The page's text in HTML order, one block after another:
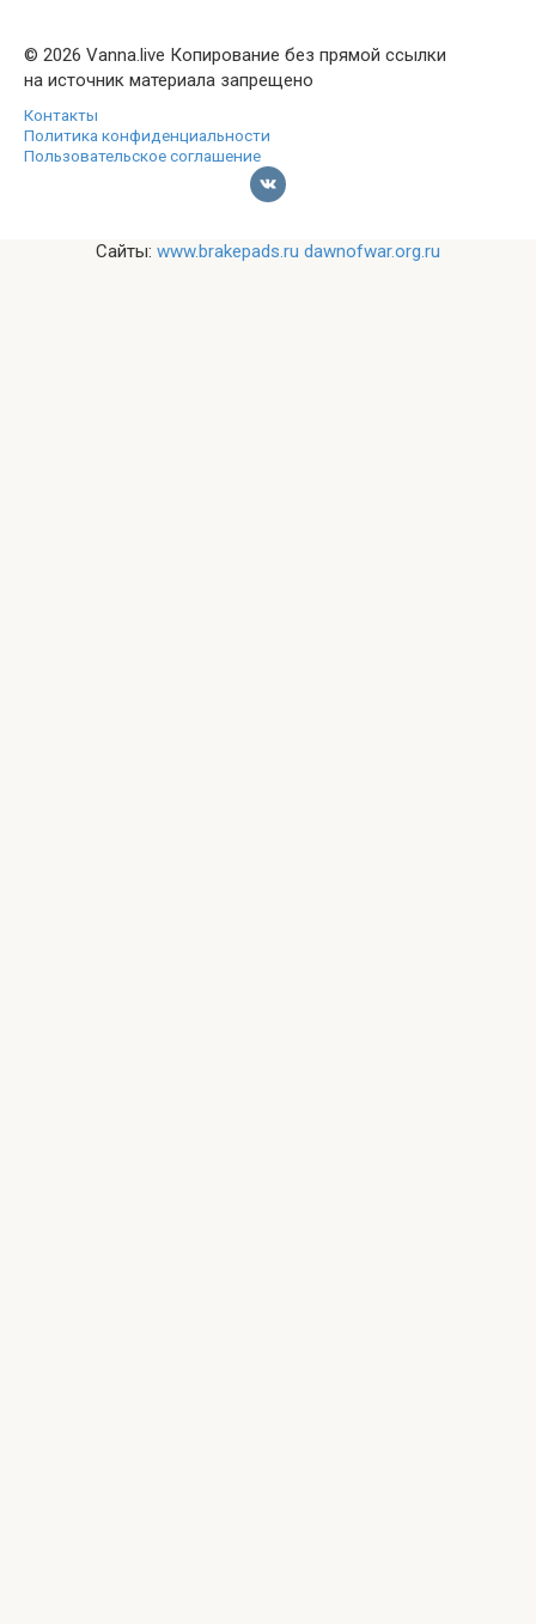
© 2026 Vanna.live Копирование без прямой ссылки
на источник материала запрещено
Контакты
Политика конфиденциальности
Пользовательское соглашение
Сайты: www.brakepads.ru dawnofwar.org.ru